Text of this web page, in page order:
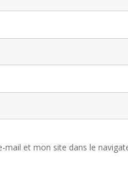
mail et mon site dans le